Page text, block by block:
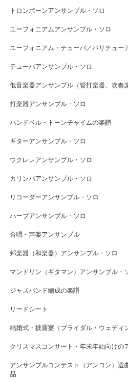
トロンボーンアンサンブル・ソロ
ユーフォニアムアンサンブル・ソロ
ユーフォニアム・テューバ／バリチュー
テューバアンサンブル・ソロ
低音楽器アンサンブル（管打楽器、吹奏
打楽器アンサンブル・ソロ
ハンドベル・トーンチャイムの楽譜
ギターアンサンブル・ソロ
ウクレレアンサンブル・ソロ
カリンバアンサンブル・ソロ
リコーダーアンサンブル・ソロ
ハープアンサンブル・ソロ
合唱・声楽アンサンブル
邦楽器（和楽器）アンサンブル・ソロ
マンドリン（ギタマン）アンサンブル・
ジャズバンド編成の楽譜
リードシート
結婚式・披露宴（ブライダル・ウェディ
クリスマスコンサート・年末年始向けの
アンサンブルコンテスト（アンコン）選
品